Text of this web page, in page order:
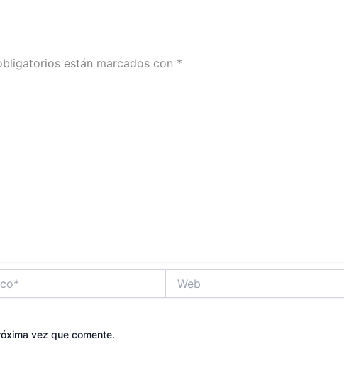
están marcados con *
vez que comente.